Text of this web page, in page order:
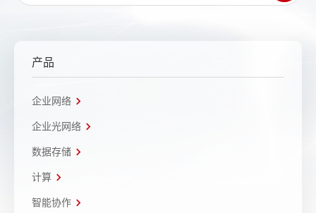
产品
企业网络
企业光网络
数据存储
计算
智能协作